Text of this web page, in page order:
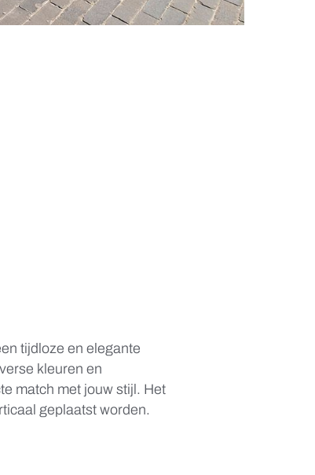
tijdloze en elegante
kleuren en
match met jouw stijl. Het
geplaatst worden.